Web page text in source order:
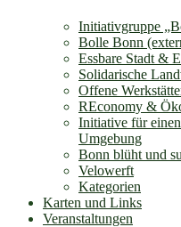
Initiativgruppe
Bolle Bonn
Essbare Stadt &
Solidarische
Offene
REconomy &
Initiative für
Umgebung
Bonn blüht und
Velowerft
Kategorien
Karten und Links
Veranstaltungen